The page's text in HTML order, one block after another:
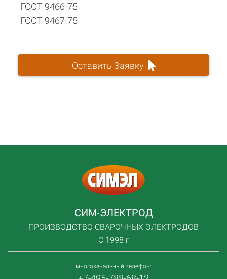
ГОСТ 9466-75
ГОСТ 9467-75
Оставить Заявку
СИМ-ЭЛЕКТРОД
ПРОИЗВОДСТВО СВАРОЧНЫХ ЭЛЕКТРОДОВ
С 1998 г
многоканальный телефон: